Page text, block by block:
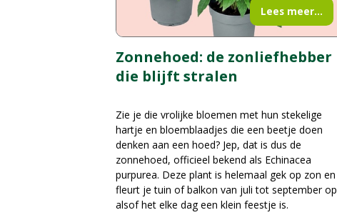
Zonnehoed: de zonliefhebber
die blijft stralen
Zie je die vrolijke bloemen met hun stekelige
hartje en bloemblaadjes die een beetje doen
denken aan een hoed? Jep, dat is dus de
zonnehoed, officieel bekend als Echinacea
purpurea. Deze plant is helemaal gek op zon en
fleurt je tuin of balkon van juli tot september op
alsof het elke dag een klein feestje is.
Lees meer...